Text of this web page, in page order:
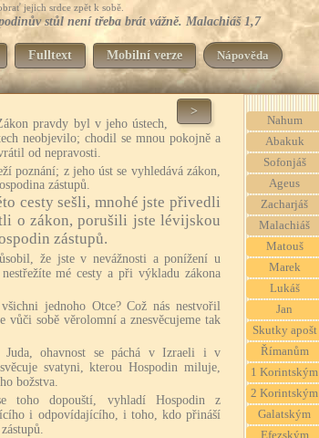
jejich srdce zpět k sobě.
stůl není třeba brát vážně. Malachiáš 1,7
Fulltext Mobilní verze Nápověda
>
pravdy byl v jeho ústech,
neobjevilo; chodil se mnou pokojně a
od nepravosti.
poznání; z jeho úst se vyhledává zákon,
zástupů.
cesty sešli, mnohé jste přivedli
o zákon, porušili jste lévijskou
zástupů.
že jste v nevážnosti a ponížení u
mé cesty a při výkladu zákona
jednoho Otce? Což nás nestvořil
vůči sobě věrolomní a znesvěcujeme tak
Juda, ohavnost se páchá v Izraeli i v
svatyni, kterou Hospodin miluje,
božstva.
toho dopouští, vyhladí Hospodin z
i odpovídajícího, i toho, kdo přináší
Nahum
Abakuk
Sofonjáš
Ageus
Zacharjáš
Malachiáš
Matouš
Marek
Lukáš
Jan
Skutky apošt
Římanům
1 Korintským
2 Korintským
Galatským
Efezským